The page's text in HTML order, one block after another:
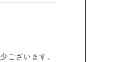
ございます。